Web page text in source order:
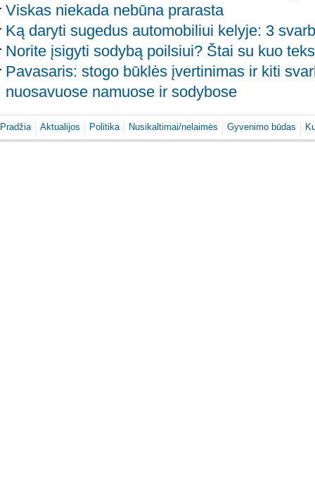
Viskas niekada nebūna prarasta
Ką daryti sugedus automobiliui kelyje: 3
Norite įsigyti sodybą poilsiui? Štai su kuo
Pavasaris: stogo būklės įvertinimas ir kiti
nuosavuose namuose ir sodybose
Pradžia Aktualijos Politika Nusikaltimai/nelaimės Gyvenimo būdas